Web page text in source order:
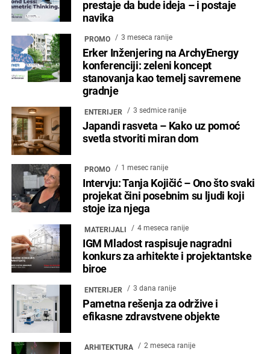
prestaje da bude ideja – i postaje
navika
PROMO 3 meseca ranije
Erker Inženjering na ArchyEnergy
konferenciji: zeleni koncept
stanovanja kao temelj savremene
gradnje
ENTERIJER 3 sedmice ranije
Japandi rasveta – Kako uz pomoć
svetla stvoriti miran dom
PROMO 1 mesec ranije
Intervju: Tanja Kojičić – Ono što svaki
projekat čini posebnim su ljudi koji
stoje iza njega
MATERIJALI 4 meseca ranije
IGM Mladost raspisuje nagradni
konkurs za arhitekte i projektantske
biroe
ENTERIJER 3 dana ranije
Pametna rešenja za održive i
efikasne zdravstvene objekte
ARHITEKTURA 2 meseca ranije